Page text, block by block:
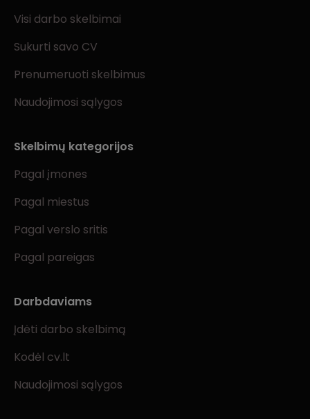
Visi darbo skelbimai
Sukurti savo CV
Prenumeruoti skelbimus
Naudojimosi sąlygos
Skelbimų kategorijos
Pagal įmones
Pagal miestus
Pagal verslo sritis
Pagal pareigas
Darbdaviams
Įdėti darbo skelbimą
Kodėl cv.lt
Naudojimosi sąlygos